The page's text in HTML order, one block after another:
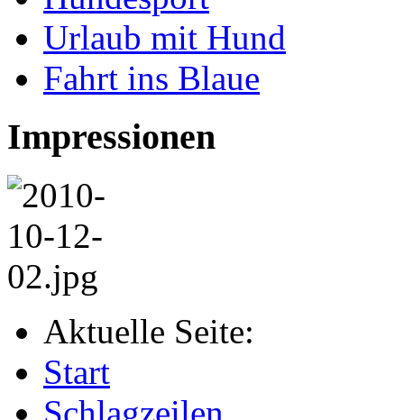
Urlaub mit Hund
Fahrt ins Blaue
Impressionen
Aktuelle Seite:
Start
Schlagzeilen